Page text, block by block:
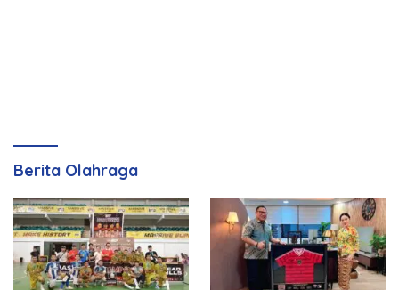
Berita Olahraga